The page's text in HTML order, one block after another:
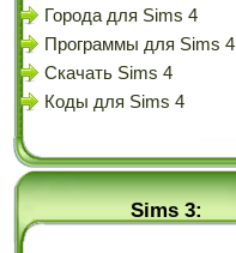
Города для Sims 4
Программы для Sims 4
Скачать Sims 4
Коды для Sims 4
Sims 3: